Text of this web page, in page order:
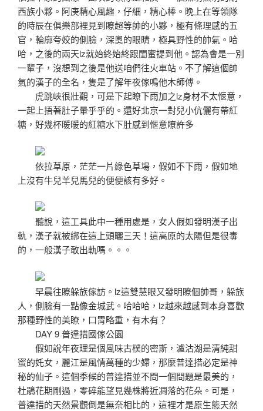
西族小夥。阿庚精心風趣，仔細，精心棒。晚上在等領隊
的時辰在俱樂部裡見到瞭超等帥的小夥，極有條理感的五
官，輪廓夸姣的側臉，深奧的眼睛，極具野性的帥氣。哈
哈，之後的兩天lz就始終始終跟閨蜜提到他。認為會是一別
一輩子，沒想到之後是他送咱們往火車站。不了解這個帥
氣的漢子的全名，隻是了解年夜傢鳴他木師傅。
虎跳峽很壯觀，可是下起瞭下雨加之lz身材不太愜意，
一起上捂著肚子暈乎乎的。還好北京一對兒小伉儷有帶紅
糖，好幾杯暖暖的紅糖水下肚感到愜意瞭許多
依拉草原，茫茫一片綠色草場，假如不下雨，假如地
上沒有牛兒羊兒馬兒的便便該有多好。
聽說，這工具此中一種用處是，女人假如發明漢子出
軌，漢子就被綁在這上頭曬三天！這高原的太陽但是很毒
的，一般漢子敢出軌嗎。。。
早晨往瞭躲族傢訪。lz這雙慧眼又發明瞭個帥哥，躲族
人，側臉有一點像金城武。哈哈哈，lz越來越感到本身喜歡
那種野性的美瞭，口胃略重，有木有？
DAY 9 普達措國傢公園
假如說年夜理是個風味古樸的密斯，瀘沽湖是清純甜
蜜的奼女，麗江是風情萬種的少婦，那麼普達措必定是神
秘的仙子。這個季候的普達措並不問一個問題是最美的，
杜鵑花期剛過，零碎能望見幾株將近凋落的花朵。可是，
普達措的天然景觀倒是無奈相比的，這裡才是原生態天然